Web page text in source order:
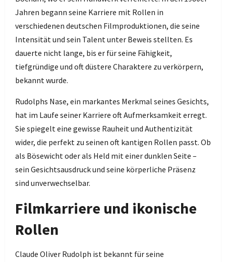
Jahren begann seine Karriere mit Rollen in
verschiedenen deutschen Filmproduktionen, die seine
Intensität und sein Talent unter Beweis stellten. Es
dauerte nicht lange, bis er für seine Fähigkeit,
tiefgründige und oft düstere Charaktere zu verkörpern,
bekannt wurde.
Rudolphs Nase, ein markantes Merkmal seines Gesichts,
hat im Laufe seiner Karriere oft Aufmerksamkeit erregt.
Sie spiegelt eine gewisse Rauheit und Authentizität
wider, die perfekt zu seinen oft kantigen Rollen passt. Ob
als Bösewicht oder als Held mit einer dunklen Seite –
sein Gesichtsausdruck und seine körperliche Präsenz
sind unverwechselbar.
Filmkarriere und ikonische
Rollen
Claude Oliver Rudolph ist bekannt für seine